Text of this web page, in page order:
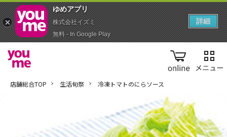
online
店舗総合TOP 生活旬祭 冷凍トマトのにらソース
ゆめアプ‪リ‬
株式会社イズミ
無料 - In Google Play
詳細